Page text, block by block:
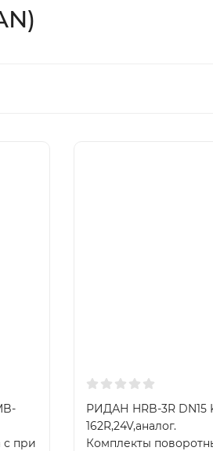
с при
РИДАН HRB-3R DN15
162R,24V,аналог.
Комплекты